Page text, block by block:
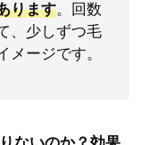
ります。回数
、少しずつ毛
メージです。